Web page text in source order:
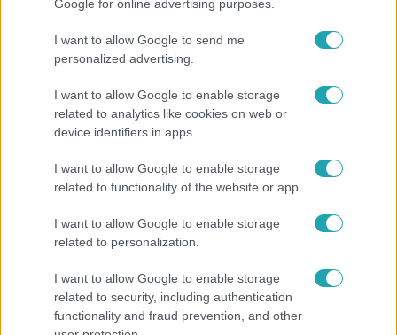
Google for online advertising purposes.
I want to allow Google to send me
personalized advertising.
I want to allow Google to enable storage
related to analytics like cookies on web or
device identifiers in apps.
I want to allow Google to enable storage
related to functionality of the website or app.
I want to allow Google to enable storage
related to personalization.
I want to allow Google to enable storage
related to security, including authentication
functionality and fraud prevention, and other
Ezt sokan nem tudják: Ennyibe kerül valójában, ha